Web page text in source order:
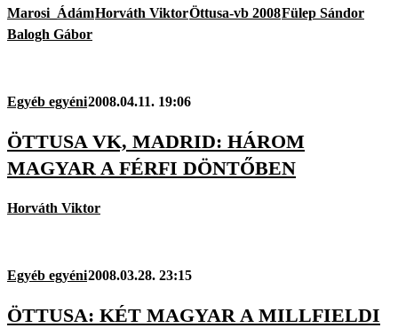
Marosi_ÁdámHorváth ViktorÖttusa-vb 2008Fülep Sándor
Balogh Gábor
Egyéb egyéni2008.04.11. 19:06
ÖTTUSA VK, MADRID: HÁROM
MAGYAR A FÉRFI DÖNTŐBEN
Horváth Viktor
Egyéb egyéni2008.03.28. 23:15
ÖTTUSA: KÉT MAGYAR A MILLFIELDI